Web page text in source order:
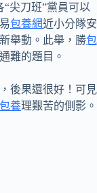
尖刀班”黨員可以
包養網近小分隊安
舉動。此舉，勝包
難的題目。
後果還很好！可見
養理艱苦的側影。